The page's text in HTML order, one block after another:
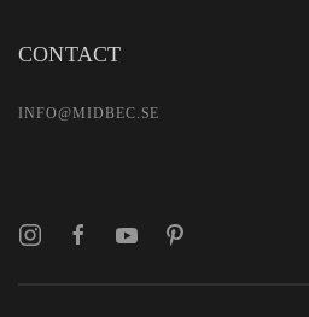
CONTACT
INFO@MIDBEC.SE